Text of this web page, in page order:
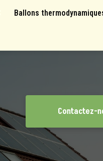
Ballons
Contactez-